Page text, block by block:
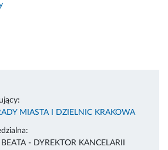
MIASTA I DZIELNIC KRAKOWA
- DYREKTOR KANCELARII